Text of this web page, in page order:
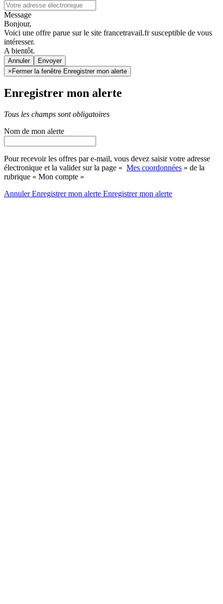
Message
Bonjour,
Voici une offre parue sur le site francetravail.fr susceptible de vous
intéresser.
A bientôt.
Annuler
× Fermer la fenêtre Enregistrer mon alerte
Enregistrer mon alerte
Tous les champs sont obligatoires
Nom de mon alerte
Pour recevoir les offres par e-mail, vous devez saisir votre adresse
électronique et la valider sur la page « Mes coordonnées » de la
rubrique « Mon compte »
AnnulerEnregistrer mon alerte Enregistrermon alerte